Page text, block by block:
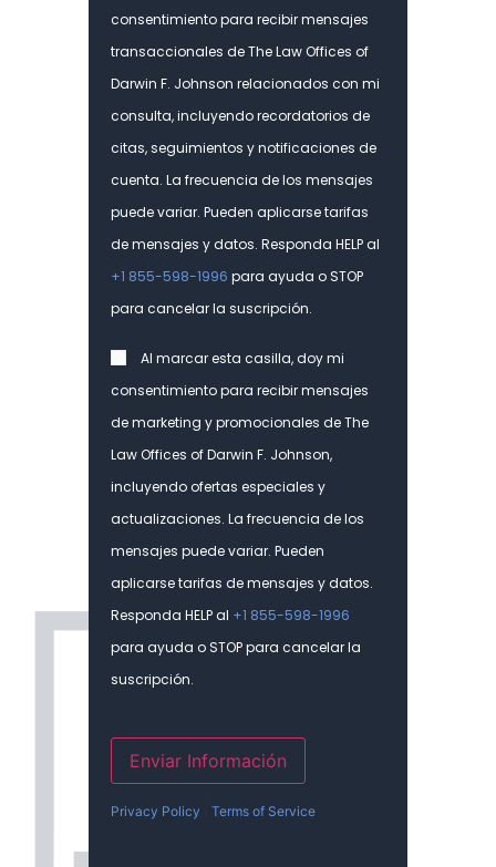
consentimiento para recibir mensajes
transaccionales de The Law Offices of
Darwin F. Johnson relacionados con mi
consulta, incluyendo recordatorios de
citas, seguimientos y notificaciones de
cuenta. La frecuencia de los mensajes
puede variar. Pueden aplicarse tarifas
de mensajes y datos. Responda HELP al
+1 855-598-1996 para ayuda o STOP
para cancelar la suscripción.
Consent
Al marcar esta casilla, doy mi
consentimiento para recibir mensajes
de marketing y promocionales de The
Law Offices of Darwin F. Johnson,
incluyendo ofertas especiales y
actualizaciones. La frecuencia de los
mensajes puede variar. Pueden
aplicarse tarifas de mensajes y datos.
Responda HELP al +1 855-598-1996
para ayuda o STOP para cancelar la
suscripción.
Enviar Información
Privacy Policy Terms of Service